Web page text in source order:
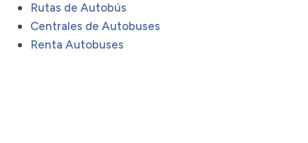
Rutas de Autobús
Centrales de Autobuses
Renta Autobuses